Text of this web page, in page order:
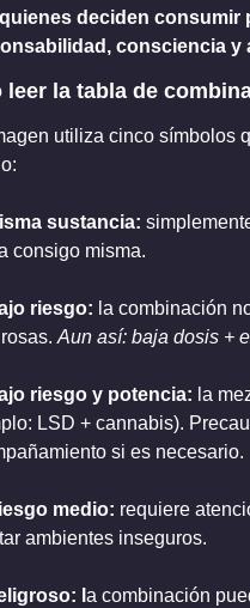
deciden consumir
consciencia y
leer la tabla de
utiliza cinco símbolos
sustancia:
consigo misma.
riesgo: la combinación
Aun así: baja dosis +
riesgo y potencia: la
LSD + cannabis).
si es necesario.
medio: requiere
ambientes inseguros.
l a combinación